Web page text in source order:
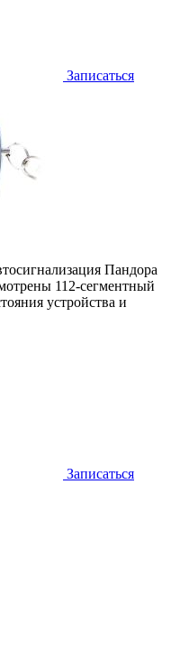
Записаться
Пандора
112-сегментный
устройства и
Записаться